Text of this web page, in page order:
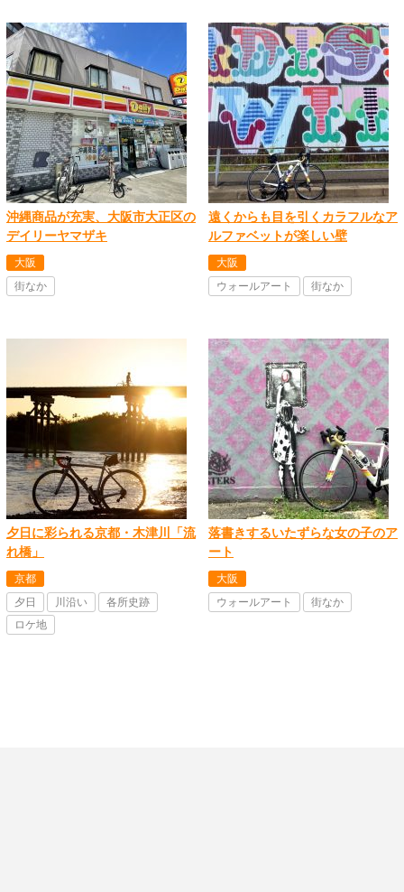
沖縄商品が充実、大阪市大正区の
デイリーヤマザキ
大阪
街なか
遠くからも目を引くカラフルなア
ルファベットが楽しい壁
大阪
ウォールアート
街なか
夕日に彩られる京都・木津川「流
れ橋」
京都
夕日
川沿い
各所史跡
ロケ地
落書きするいたずらな女の子のア
ート
大阪
ウォールアート
街なか